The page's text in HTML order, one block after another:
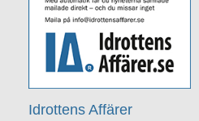
Idrottens Affärer